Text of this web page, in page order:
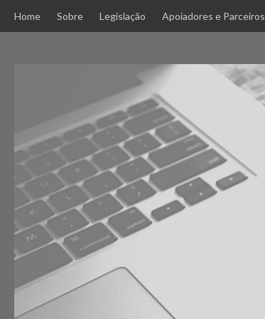
Home Sobre Legislação Apoiadores e Parceiros